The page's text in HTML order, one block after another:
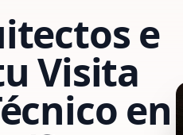
e
Visita
en